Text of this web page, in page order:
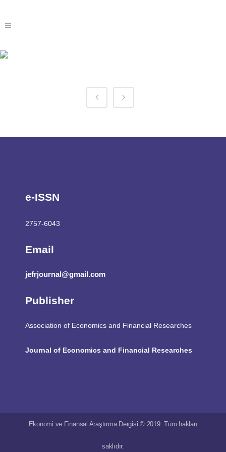
e-ISSN
2757-6043
Email
jefrjournal@gmail.com
Publisher
Association of Economics and Financial Researches
Journal of Economics and Financial Researches
Ekonomi ve Finansal Araştırma Dergisi © 2019. Tüm hakları
saklıdır.